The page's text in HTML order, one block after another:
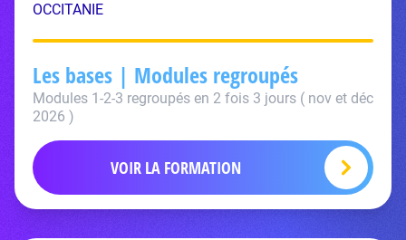
OCCITANIE
Les bases | Modules regroupés
Modules 1-2-3 regroupés en 2 fois 3 jours ( nov et déc
2026 )
VOIR LA FORMATION